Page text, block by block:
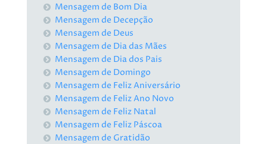
Mensagem de Bom Dia
Mensagem de Decepção
Mensagem de Deus
Mensagem de Dia das Mães
Mensagem de Dia dos Pais
Mensagem de Domingo
Mensagem de Feliz Aniversário
Mensagem de Feliz Ano Novo
Mensagem de Feliz Natal
Mensagem de Feliz Páscoa
Mensagem de Gratidão